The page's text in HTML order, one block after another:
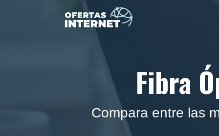
Fibra
Compara entre las